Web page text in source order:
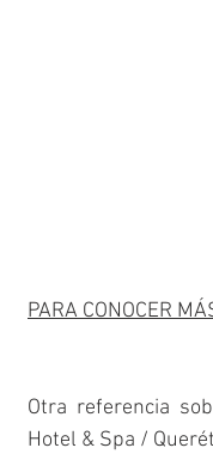
PARA CONOCER
Otra  referencia
Hotel & Spa /